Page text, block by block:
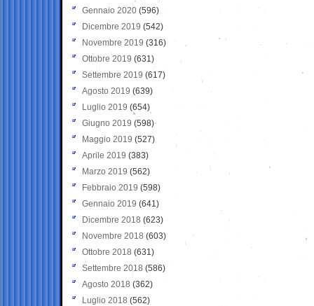
Gennaio 2020 (596)
Dicembre 2019 (542)
Novembre 2019 (316)
Ottobre 2019 (631)
Settembre 2019 (617)
Agosto 2019 (639)
Luglio 2019 (654)
Giugno 2019 (598)
Maggio 2019 (527)
Aprile 2019 (383)
Marzo 2019 (562)
Febbraio 2019 (598)
Gennaio 2019 (641)
Dicembre 2018 (623)
Novembre 2018 (603)
Ottobre 2018 (631)
Settembre 2018 (586)
Agosto 2018 (362)
Luglio 2018 (562)